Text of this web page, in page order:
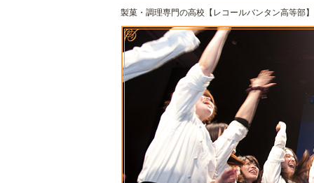
製菓・調理専門の高校【レコールバンタン高等部】